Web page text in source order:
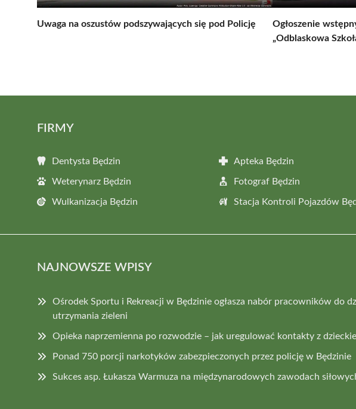
Uwaga na oszustów podszywających się pod Policję
Ogłoszenie
„Odblaskowa
FIRMY
Dentysta Będzin Apteka Będzin
Weterynarz Będzin Fotograf Będzin
Wulkanizacja Będzin Stacja Kontroli Pojazdów
NAJNOWSZE WPISY
Ośrodek Sportu i Rekreacji w Będzinie ogłasza nabór pracowników do
utrzymania zieleni
Opieka naprzemienna po rozwodzie – jak uregulować kontakty z
Ponad 750 porcji narkotyków zabezpieczonych przez policję w Będzinie
Sukces asp. Łukasza Warmuza na międzynarodowych zawodach